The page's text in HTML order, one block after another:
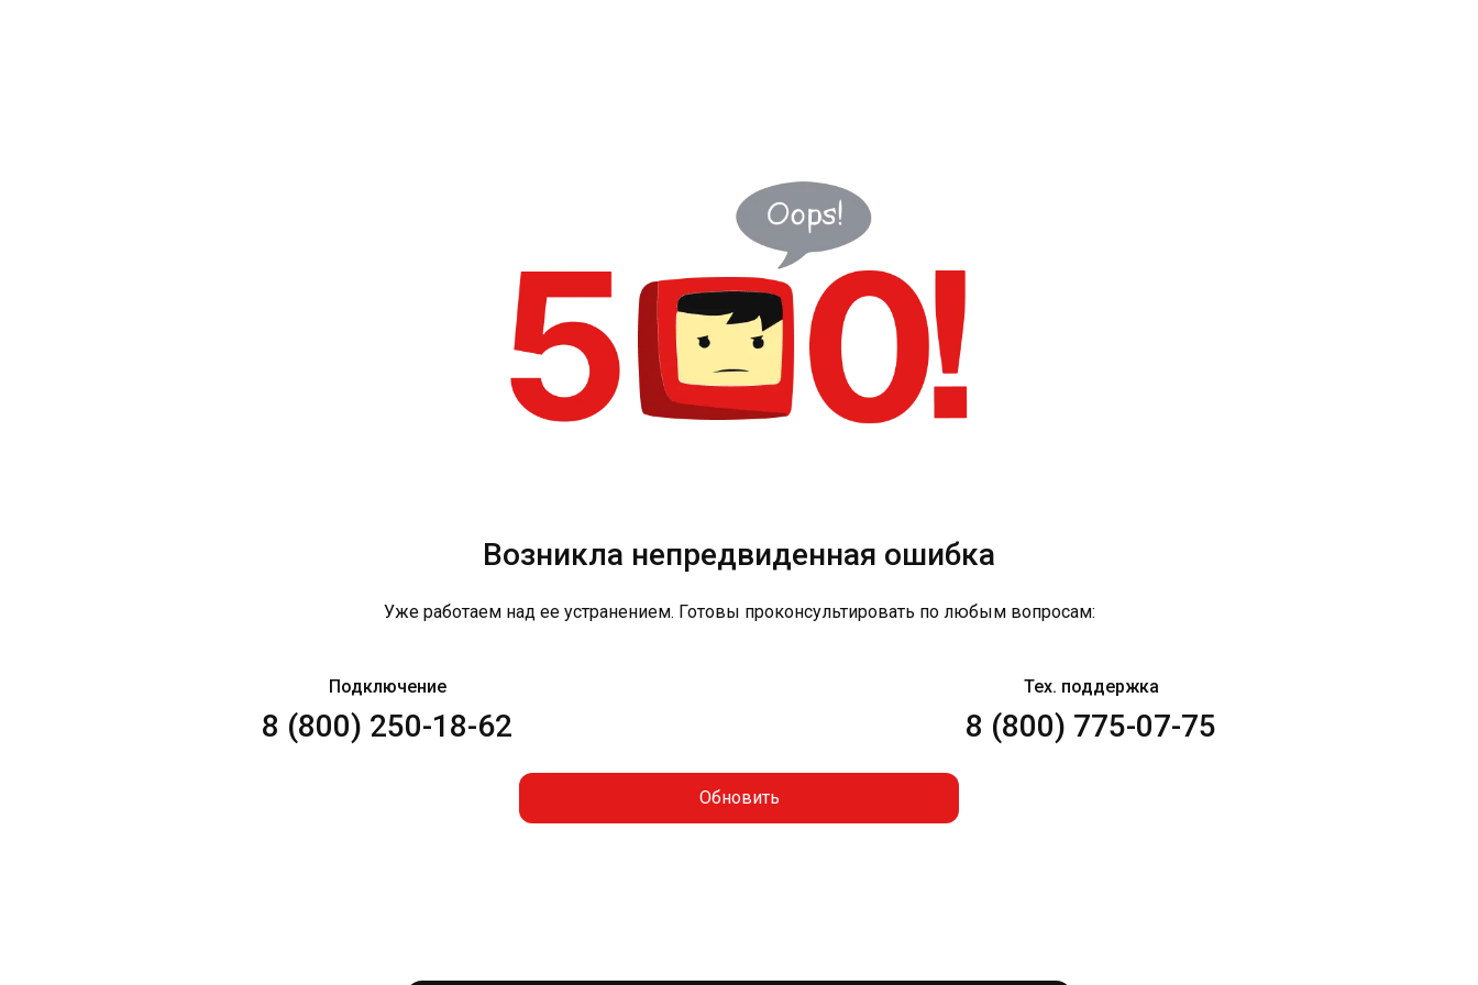
Возникла непредвиденная ошибка
Уже работаем над ее устранением. Готовы проконсультировать по любым вопросам:
Подключение
8 (800) 250-18-62
Тех. поддержка
8 (800) 775-07-75
Обновить